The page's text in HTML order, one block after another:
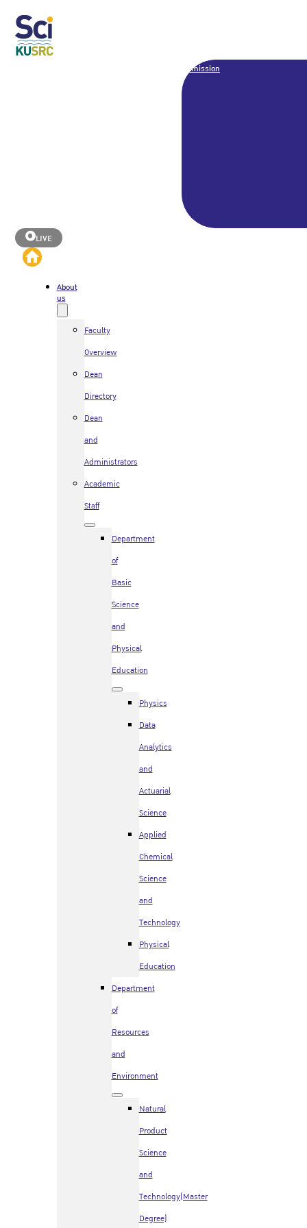
Admission
LIVE
About
us
Faculty
Overview
Dean
Directory
Dean
and
Administrators
Academic
Staff
Department
of
Basic
Science
and
Physical
Education
Physics
Data
Analytics
and
Actuarial
Science
Applied
Chemical
Science
and
Technology
Physical
Education
Department
of
Resources
and
Environment
Natural
Product
Science
and
Technology(Master
Degree)